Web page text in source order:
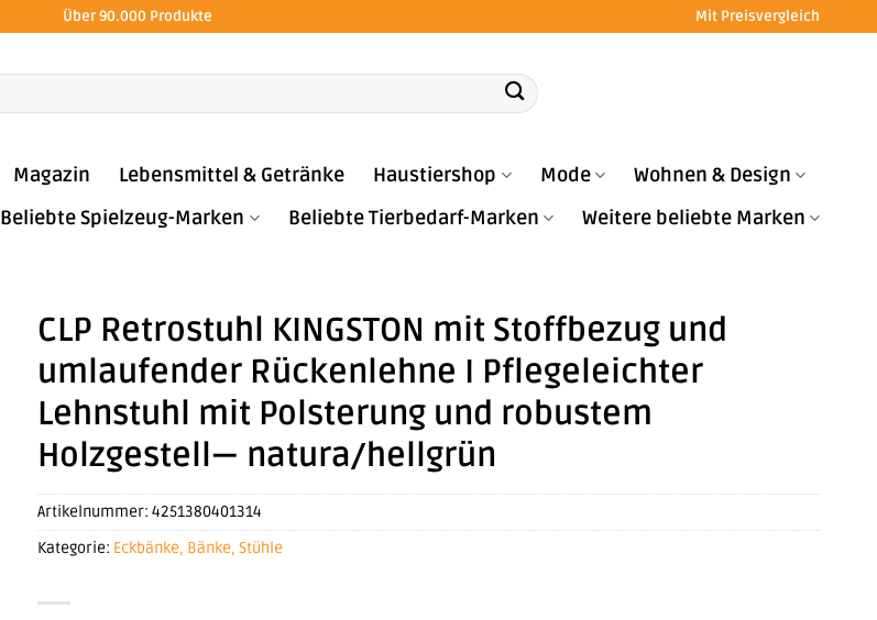
Über 90.000 Produkte Mit Preisvergleich
Magazin Lebensmittel & Getränke Haustiershop Mode
Wohnen & Design
Beliebte Spielzeug-Marken
Beliebte Tierbedarf-Marken Weitere beliebte Marken
CLP Retrostuhl KINGSTON mit Stoffbezug und
umlaufender Rückenlehne I Pflegeleichter
Lehnstuhl mit Polsterung und robustem
Holzgestell— natura/hellgrün
Artikelnummer:4251380401314
Kategorie: Eckbänke, Bänke, Stühle